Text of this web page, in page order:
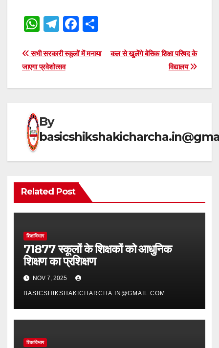
W
at
s
A
p
T
e
gr
a
F
c
b
k
ar
Post
navigation
कल से खुलेंगे बेसिक शिक्षा परिषद के
विद्यालय
सभी सरकारी स्कूलों में मनाया
जाएगा प्रवेशोत्सव
By
Related Post
शिक्षाविभाग
71877 स्कूलों के शिक्षकों को आधुनिक
शिक्षण का प्रशिक्षण
NOV 7, 2025
BASICSHIKSHAKICHARCHA.IN@GMAIL.COM
शिक्षाविभाग